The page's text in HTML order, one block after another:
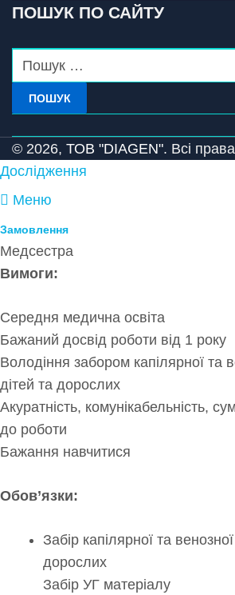
ПОШУК ПО САЙТУ
ПОШУК
© 2026, ТОВ "DIAGEN". Всі
Дослідження
Меню
Замовлення
Медсестра
Вимоги:
Середня медична освіта
Бажаний досвід роботи від 1 року
Володіння забором капілярної та
дітей та дорослих
Акуратність, комунікабельність,
до роботи
Бажання навчитися
Обов’язки:
Забір капілярної та
дорослих
Забір УГ матеріалу